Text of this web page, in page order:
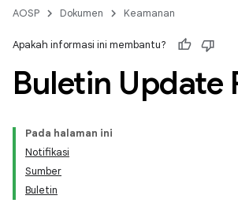
AOSP Dokumen Keamanan
Apakah informasi ini membantu?
Buletin Update
Pada halaman ini
Notifikasi
Sumber
Buletin